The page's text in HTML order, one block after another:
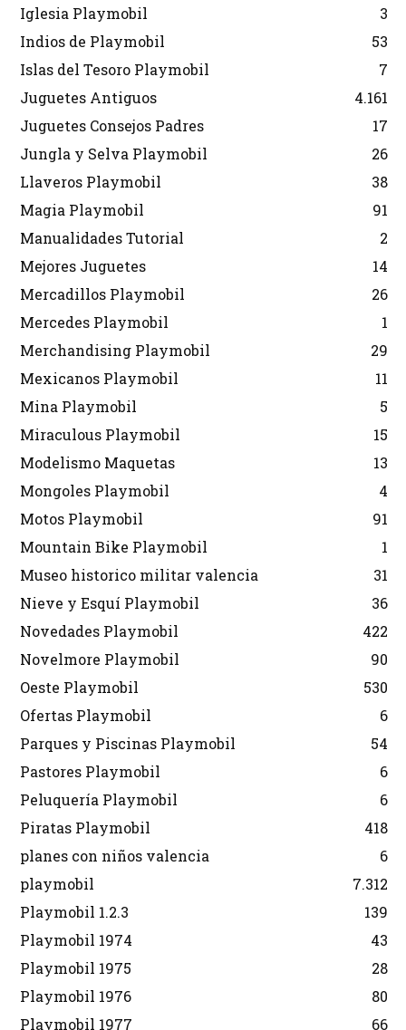
Iglesia Playmobil
3
Indios de Playmobil
53
Islas del Tesoro Playmobil
7
Juguetes Antiguos
4.161
Juguetes Consejos Padres
17
Jungla y Selva Playmobil
26
Llaveros Playmobil
38
Magia Playmobil
91
Manualidades Tutorial
2
Mejores Juguetes
14
Mercadillos Playmobil
26
Mercedes Playmobil
1
Merchandising Playmobil
29
Mexicanos Playmobil
11
Mina Playmobil
5
Miraculous Playmobil
15
Modelismo Maquetas
13
Mongoles Playmobil
4
Motos Playmobil
91
Mountain Bike Playmobil
1
Museo historico militar valencia
31
Nieve y Esquí Playmobil
36
Novedades Playmobil
422
Novelmore Playmobil
90
Oeste Playmobil
530
Ofertas Playmobil
6
Parques y Piscinas Playmobil
54
Pastores Playmobil
6
Peluquería Playmobil
6
Piratas Playmobil
418
planes con niños valencia
6
playmobil
7.312
Playmobil 1.2.3
139
Playmobil 1974
43
Playmobil 1975
28
Playmobil 1976
80
Playmobil 1977
66